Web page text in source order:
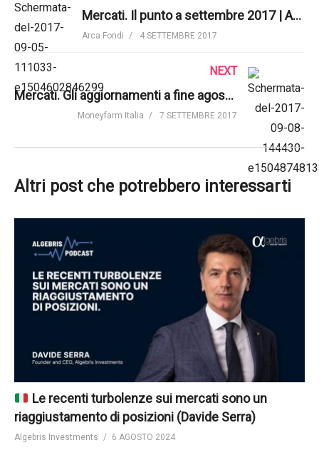
Mercati. Il punto a settembre 2017 | Arca SGR
Arca Fondi 4 SETTEMBRE 2017
NEXT
Mercati. Gli aggiornamenti a fine agosto 2017 di Moneyfarm
Moneyfarm Italia 7 SETTEMBRE 2017
Altri post che potrebbero interessarti
Le recenti turbolenze sui mercati sono un
riaggiustamento di posizioni (Davide Serra)
Algebris Investments 6 AGOSTO 2024